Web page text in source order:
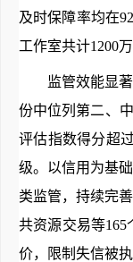
及时保障率均在
工作室共计1200
监管效能显著提
份中位列第二、
评估指数得分超
级。以信用为基
类监管，持续完
共资源交易等165
价，限制失信被